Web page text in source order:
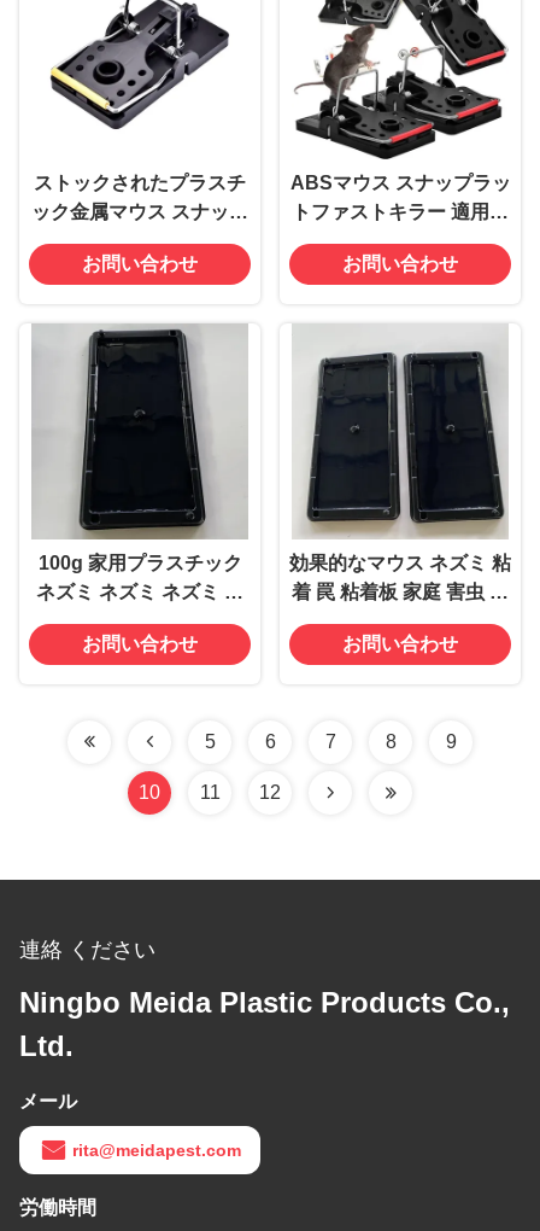
ストックされたプラスチ
ック金属マウス スナップ
ラットトラップキラー
98g 効果的な棚ディスプ
お問い合わせ
ABSマウス スナップラッ
トファストキラー 適用面
積20平方メートル 使用時
間480時間
お問い合わせ
100g 家用プラスチック
ネズミ ネズミ ネズミ グ
リーム 罠 粘着板 粘着板
適用されない
お問い合わせ
効果的なマウス ネズミ 粘
着 罠 粘着板 家庭 害虫 管
理 ための 粘着板
お問い合わせ
5 6 7 8 9
10 11 12
連絡 ください
Ningbo Meida Plastic Products Co.,
Ltd.
メール
rita@meidapest.com
労働時間